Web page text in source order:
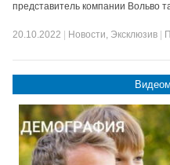
представитель компании Вольво
20.10.2022 Новости, Эксклюзив